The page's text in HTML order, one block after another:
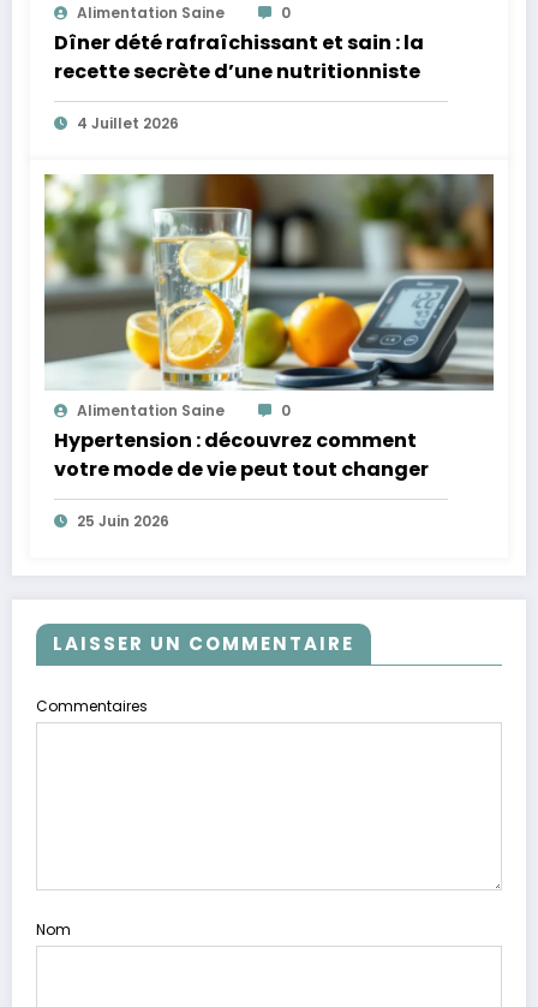
Alimentation Saine 0
Dîner dété rafraîchissant et sain : la
recette secrète d’une nutritionniste
4 Juillet 2026
Alimentation Saine 0
Hypertension : découvrez comment
votre mode de vie peut tout changer
25 Juin 2026
LAISSER UN COMMENTAIRE
Commentaires
Nom